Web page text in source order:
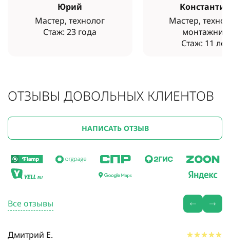
Юрий
Мастер, технолог
Стаж: 23 года
Константин
Мастер,
монтажник
Стаж: 11 лет
ОТЗЫВЫ ДОВОЛЬНЫХ КЛИЕНТОВ
НАПИСАТЬ ОТЗЫВ
Все отзывы
Дмитрий Е.